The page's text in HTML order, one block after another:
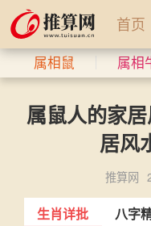
首页
属相鼠 属相
属鼠人的家
居风
推算网
生肖详批 八字